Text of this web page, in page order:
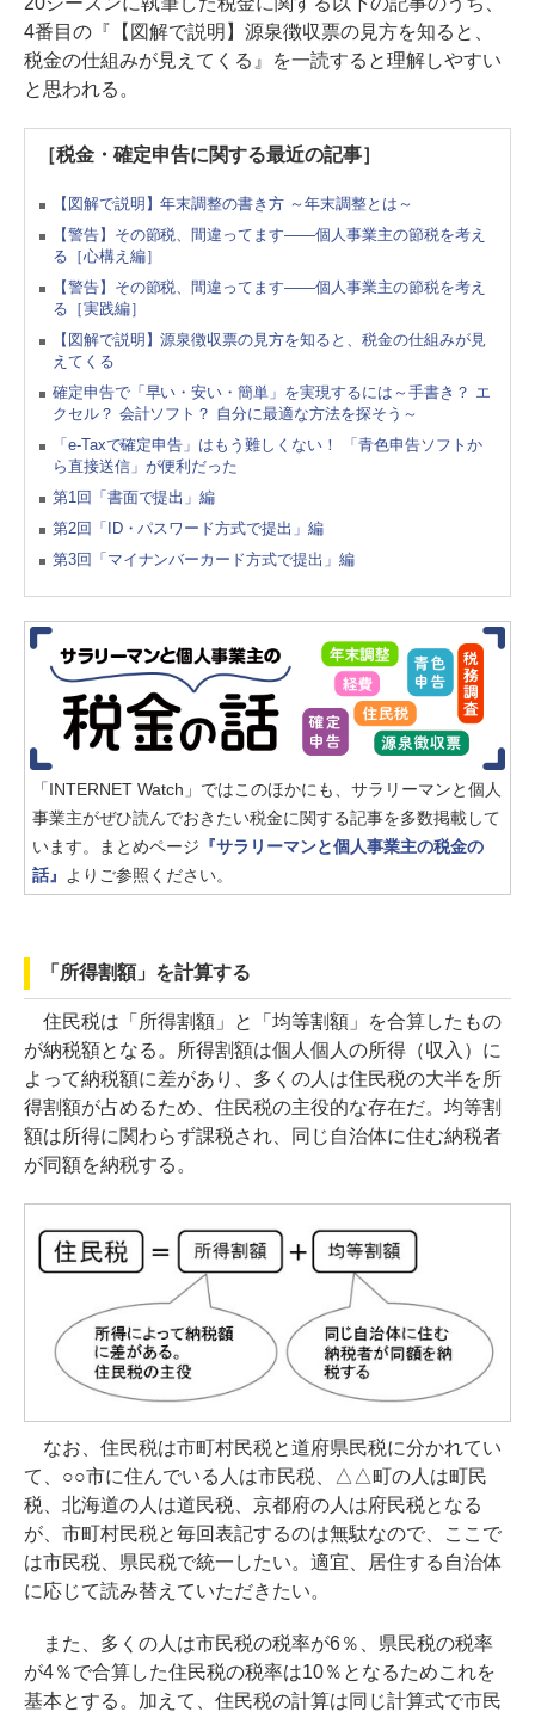
4番目の『【図解で説明】源泉徴収票の見方を知ると、
税金の仕組みが見えてくる』を一読すると理解しやすい
と思われる。
［税金・確定申告に関する最近の記事］
【図解で説明】年末調整の書き方 ～年末調整とは～
【警告】その節税、間違ってます――個人事業主の節税を考え
る［心構え編］
【警告】その節税、間違ってます――個人事業主の節税を考え
る［実践編］
【図解で説明】源泉徴収票の見方を知ると、税金の仕組みが見
えてくる
確定申告で「早い・安い・簡単」を実現するには～手書き？ エ
クセル？ 会計ソフト？ 自分に最適な方法を探そう～
「e-Taxで確定申告」はもう難しくない！ 「青色申告ソフトか
ら直接送信」が便利だった
第1回「書面で提出」編
第2回「ID・パスワード方式で提出」編
第3回「マイナンバーカード方式で提出」編
「INTERNET Watch」ではこのほかにも、サラリーマンと個人
事業主がぜひ読んでおきたい税金に関する記事を多数掲載して
います。まとめページ 『サラリーマンと個人事業主の税金の
話』
よりご参照ください。
「所得割額」を計算する
住民税は「所得割額」と「均等割額」を合算したもの
が納税額となる。所得割額は個人個人の所得（収入）に
よって納税額に差があり、多くの人は住民税の大半を所
得割額が占めるため、住民税の主役的な存在だ。均等割
額は所得に関わらず課税され、同じ自治体に住む納税者
が同額を納税する。
なお、住民税は市町村民税と道府県民税に分かれてい
て、○○市に住んでいる人は市民税、△△町の人は町民
税、北海道の人は道民税、京都府の人は府民税となる
が、市町村民税と毎回表記するのは無駄なので、ここで
は市民税、県民税で統一したい。適宜、居住する自治体
に応じて読み替えていただきたい。
また、多くの人は市民税の税率が6％、県民税の税率
が4％で合算した住民税の税率は10％となるためこれを
基本とする。加えて、住民税の計算は同じ計算式で市民